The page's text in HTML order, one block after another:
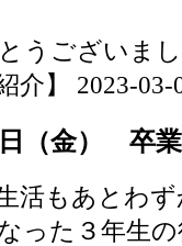
うございま
介】 2023-
日（金） 卒
活もあとわ
った３年生